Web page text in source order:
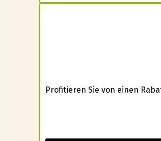
Profitieren Sie von einen